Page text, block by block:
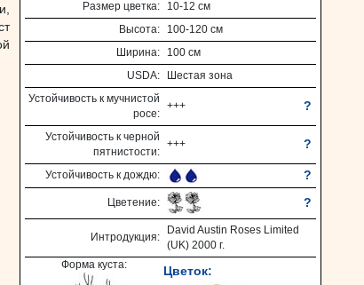
Размер цветка: 10-12 см
Высота: 100-120 см
Ширина: 100 см
USDA: Шестая зона
Устойчивость к мучнистой
росе:
+++ ?
Устойчивость к черной
пятнистости:
+++ ?
Устойчивость к дождю: ?
Цветение: ?
Интродукция:
David Austin Roses Limited
(UK) 2000 г.
Форма куста:
Цветок: